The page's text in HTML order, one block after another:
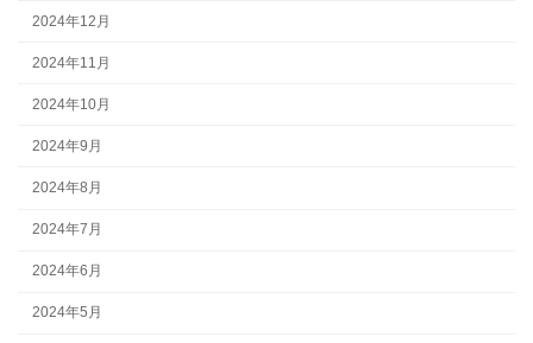
2024年12月
2024年11月
2024年10月
2024年9月
2024年8月
2024年7月
2024年6月
2024年5月